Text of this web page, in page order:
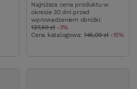
Najniższa cena produktu w
okresie 30 dni przed
wprowadzeniem obniżki:
127,50 zł -3%
Cena katalogowa: 145,00 zł -15%